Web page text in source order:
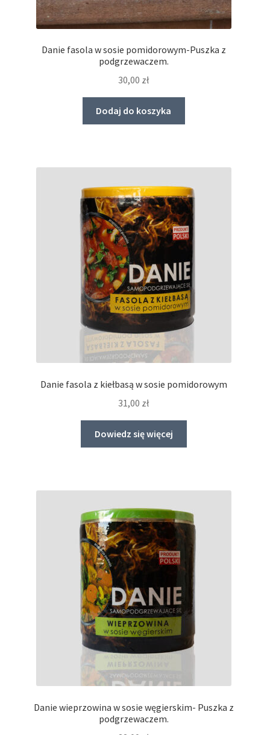
Danie fasola w sosie pomidorowym-Puszka z
podgrzewaczem.
30,00 zł
Dodaj do koszyka
Danie fasola z kiełbasą w sosie pomidorowym
31,00 zł
Dowiedz się więcej
Danie wieprzowina w sosie węgierskim- Puszka z
podgrzewaczem.